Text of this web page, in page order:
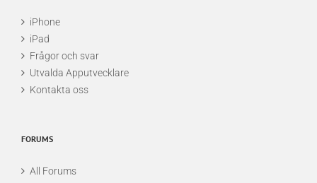
iPhone
iPad
Frågor och svar
Utvalda Apputvecklare
Kontakta oss
FORUMS
All Forums